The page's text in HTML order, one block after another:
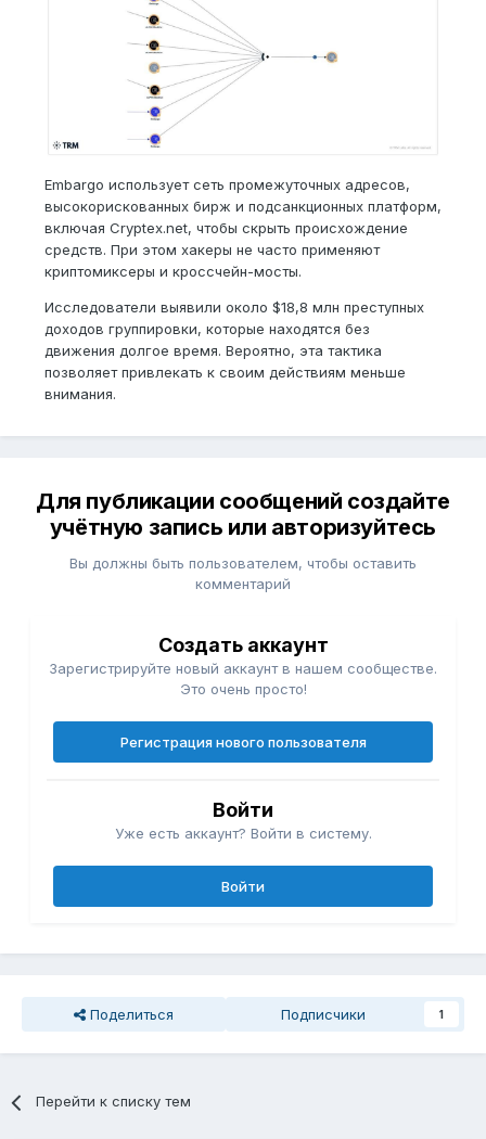
Embargo использует сеть промежуточных адресов,
высокорискованных бирж и подсанкционных платформ,
включая Cryptex.net, чтобы скрыть происхождение
средств. При этом хакеры не часто применяют
криптомиксеры и кроссчейн-мосты.
Исследователи выявили около $18,8 млн преступных
доходов группировки, которые находятся без
движения долгое время. Вероятно, эта тактика
позволяет привлекать к своим действиям меньше
внимания.
Для публикации сообщений создайте
учётную запись или авторизуйтесь
Вы должны быть пользователем, чтобы оставить
комментарий
Создать аккаунт
Зарегистрируйте новый аккаунт в нашем сообществе.
Это очень просто!
Регистрация нового пользователя
Войти
Уже есть аккаунт? Войти в систему.
Войти
Поделиться Подписчики 1
Перейти к списку тем